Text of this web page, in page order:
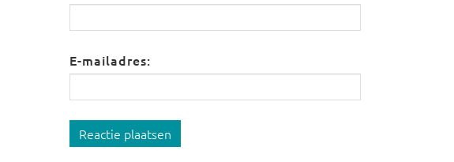
E-mailadres:
Reactie plaatsen